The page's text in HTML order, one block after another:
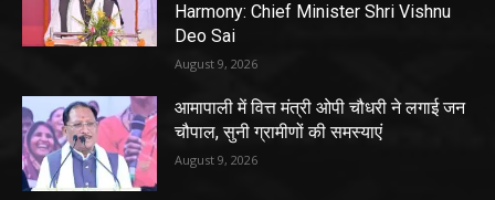
Harmony: Chief Minister Shri Vishnu
Deo Sai
August 9, 2026
आमापाली में वित्त मंत्री ओपी चौधरी ने लगाई जन
चौपाल, सुनी ग्रामीणों की समस्याएं
August 9, 2026